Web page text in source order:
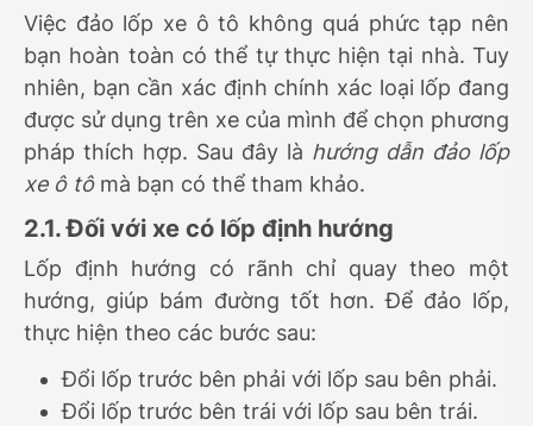
Việc đảo lốp xe ô tô không quá phức tạp nên
bạn hoàn toàn có thể tự thực hiện tại nhà. Tuy
nhiên, bạn cần xác định chính xác loại lốp đang
được sử dụng trên xe của mình để chọn phương
pháp thích hợp. Sau đây là hướng dẫn đảo lốp
xe ô tômà bạn có thể tham khảo.
2.1. Đối với xe có lốp định hướng
Lốp định hướng có rãnh chỉ quay theo một
hướng, giúp bám đường tốt hơn. Để đảo lốp,
thực hiện theo các bước sau:
Đổi lốp trước bên phải với lốp sau bên phải.
Đổi lốp trước bên trái với lốp sau bên trái.